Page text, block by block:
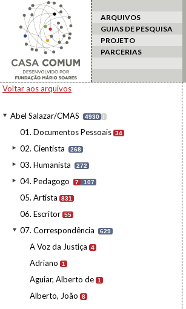
ARQUIVOS
GUIAS DE PESQUISA
PROJETO
PARCERIAS
Voltar aos arquivos
Abel Salazar/CMAS 4930 I
01. Documentos Pessoais 34
02. Cientista 268
03. Humanista 272
04. Pedagogo 7 107
05. Artista 831
06. Escritor 55
07. Correspondência 629
A Voz da Justiça 4
Adriano 1
Aguiar, Alberto de 1
Alberto, João 8